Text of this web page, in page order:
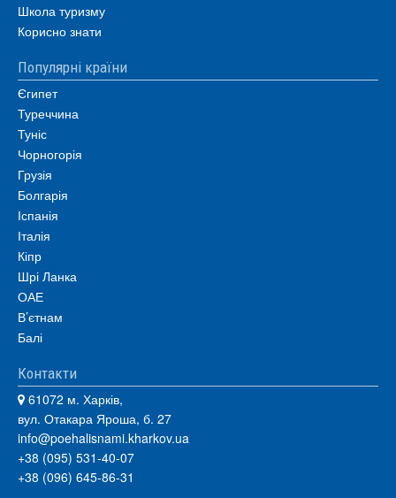
Школа туризму
Корисно знати
Популярні країни
Єгипет
Туреччина
Туніс
Чорногорія
Грузія
Болгарія
Іспанія
Італія
Кіпр
Шрі Ланка
ОАЕ
В’єтнам
Балі
Контакти
61072 м. Харків,
вул. Отакара Яроша, б. 27
info@poehalisnami.kharkov.ua
+38 (095) 531-40-07
+38 (096) 645-86-31